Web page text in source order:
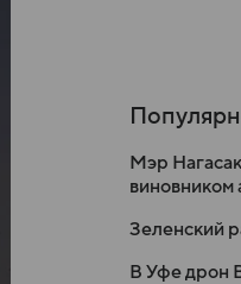
Мэр
виновником
Зеленский
В Уфе дрон